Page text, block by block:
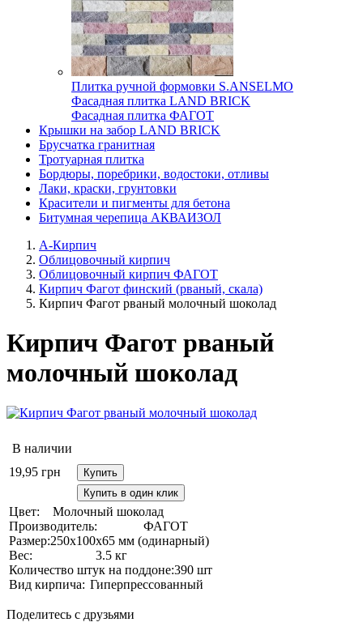
Плитка ручной формовки S.ANSELMO
Фасадная плитка LAND BRICK
Фасадная плитка ФАГОТ
Крышки на забор LAND BRICK
Брусчатка гранитная
Тротуарная плитка
Бордюры, поребрики, водостоки, отливы
Лаки, краски, грунтовки
Красители и пигменты для бетона
Битумная черепица АКВАИЗОЛ
А-Кирпич
Облицовочный кирпич
Облицовочный кирпич ФАГОТ
Кирпич Фагот финский (рваный, скала)
Кирпич Фагот рваный молочный шоколад
Кирпич Фагот рваный
молочный шоколад
В наличии
19,95 грн
Купить
Купить в один клик
Цвет:
Молочный шоколад
Производитель:
ФАГОТ
Размер:250х100х65 мм (одинарный)
Вес:
3.5 кг
Количество штук на поддоне:390 шт
Вид кирпича: Гиперпрессованный
Поделитесь с друзьями